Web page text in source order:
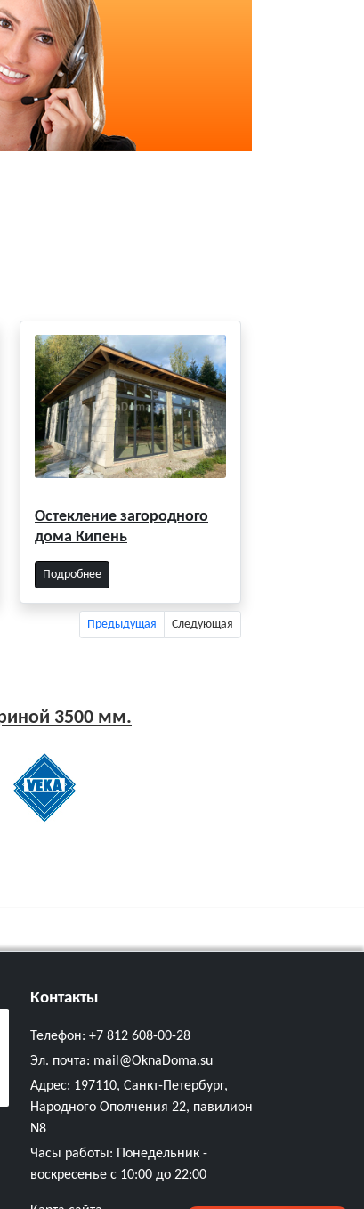
Остекление загородного
дома Кипень
Подробнее
Предыдущая Следующая
3500 мм.
Контакты
Телефон: +7 812 608-00-28
Эл. почта: mail@OknaDoma.su
Адрес: 197110, Санкт-Петербург,
Народного Ополчения 22, павилион
N8
Часы работы: Понедельник -
воскресенье с 10:00 до 22:00